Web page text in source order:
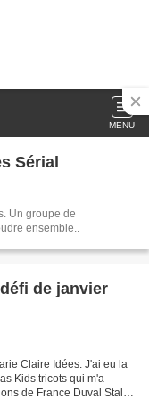
MENU
Sérial
Un groupe de
ensemble..
de janvier
Claire Idées. J'ai eu la
Kids tricots qui m'a
de France Duval Stalla